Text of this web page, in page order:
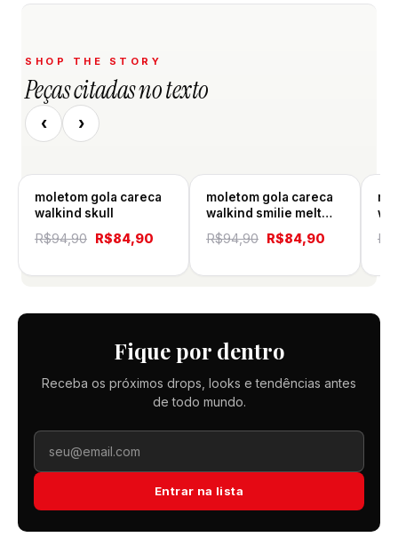
SHOP THE STORY
Peças citadas no texto
‹ ›
moletom gola careca
walkind skull
R$94,90
O
original
R$84,90
atual
moletom gola careca
walkind smilie melt
small
R$94,90
O
original
R$84,90
atual
R$84,90.
R$
Fique por dentro
Receba os próximos drops, looks e tendências antes
de todo mundo.
Entrar na lista